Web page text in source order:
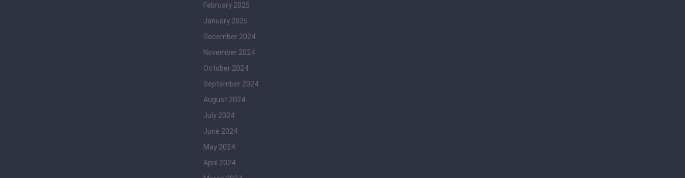
February 2025
January 2025
December 2024
November 2024
October 2024
September 2024
August 2024
July 2024
June 2024
May 2024
April 2024